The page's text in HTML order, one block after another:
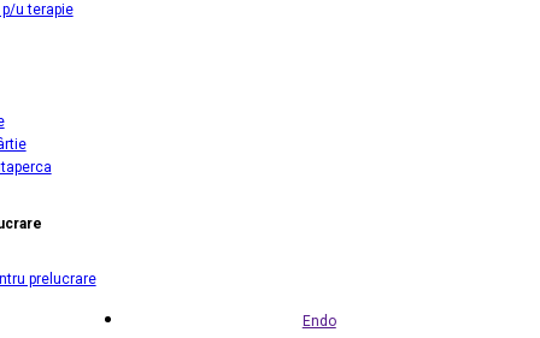
u terapie
prelucrare
Endo